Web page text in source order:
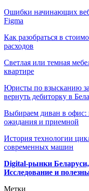
Ошибки начинающих
Figma
Как разобраться в
расходов
Светлая или темная
квартире
Юристы по взысканию
вернуть дебиторку в
Выбираем диван в офис:
ожидания и приемной
История технологии
современных машин
Digital-рынки Беларуси,
Исследование и
Метки